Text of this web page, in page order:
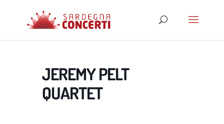
JEREMY PELT
QUARTET